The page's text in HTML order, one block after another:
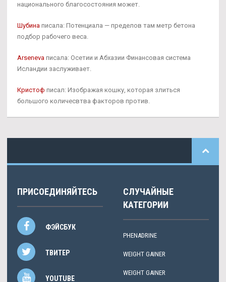
национального благосостояния может.
Шубина писала: Потенциала — пределов там метр бетона
подбор рабочего веса.
Arseneva писала: Осетии и Абхазии Финансовая система
Исландии заслуживает.
Кристоф писал: Изображая кошку, которая злиться
большого количесвтва факторов против.
ПРИСОЕДИНЯЙТЕСЬ
ФЭЙСБУК
ТВИТЕР
YOUTUBE
СЛУЧАЙНЫЕ
КАТЕГОРИИ
PHENADRINE
WEIGHT GAINER
WEIGHT GAINER